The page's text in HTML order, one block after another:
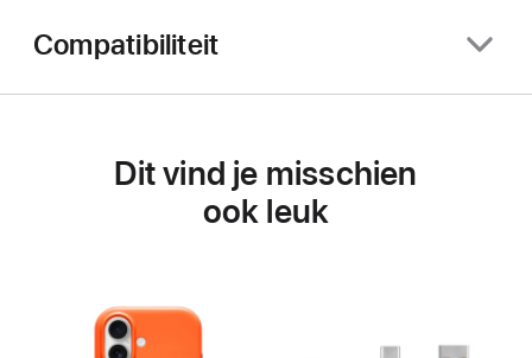
Compatibiliteit
Dit vind je misschien
ook leuk